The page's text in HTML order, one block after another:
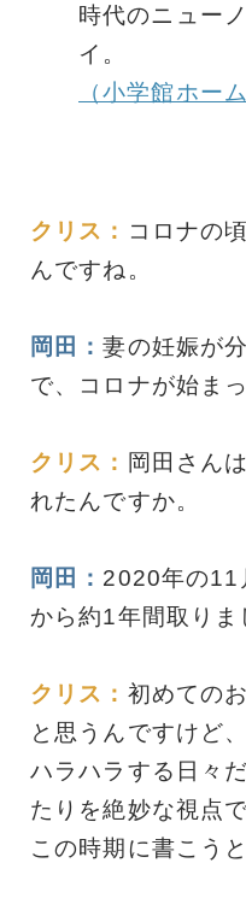
時代のニュー
イ。
（小学館ホー
クリス： コロナの
んですね。
岡田：妻の妊娠が
で、コロナが始ま
クリス： 岡田さん
れたんですか。
岡田： 2020年の11
から約1年間取りま
クリス： 初めての
と思うんですけど
ハラハラする日々
たりを絶妙な視点
この時期に書こう